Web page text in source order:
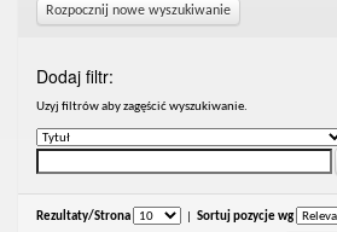
Rozpocznij nowe wyszukiwanie
Dodaj filtr:
Uzyj filtrów aby zagęścić wyszukiwanie.
Rezultaty/Strona Sortuj pozycje wg